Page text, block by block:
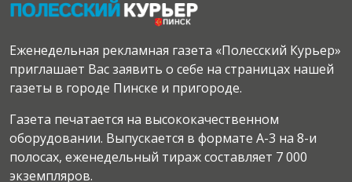
Еженедельная рекламная газета «Полесский Курьер»
приглашает Вас заявить о себе на страницах нашей
газеты в городе Пинске и пригороде.
Газета печатается на высококачественном
оборудовании. Выпускается в формате А-3 на 8-и
полосах, еженедельный тираж составляет 7 000
экземпляров.